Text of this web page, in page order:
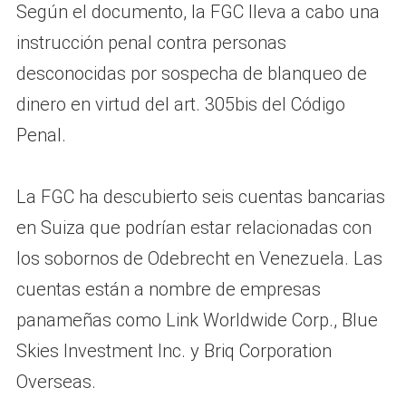
Según el documento, la FGC lleva a cabo una
instrucción penal contra personas
desconocidas por sospecha de blanqueo de
dinero en virtud del art. 305bis del Código
Penal.
La FGC ha descubierto seis cuentas bancarias
en Suiza que podrían estar relacionadas con
los sobornos de Odebrecht en Venezuela. Las
cuentas están a nombre de empresas
panameñas como Link Worldwide Corp., Blue
Skies Investment Inc. y Briq Corporation
Overseas.